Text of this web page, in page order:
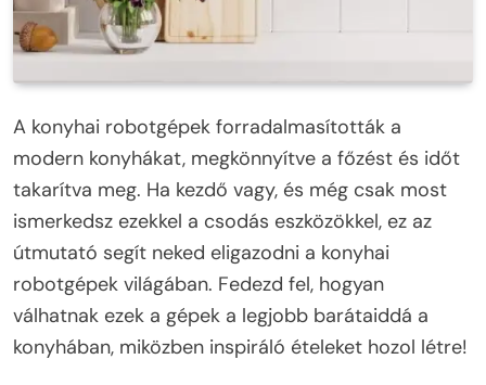
A konyhai robotgépek forradalmasították a
modern konyhákat, megkönnyítve a főzést és időt
takarítva meg. Ha kezdő vagy, és még csak most
ismerkedsz ezekkel a csodás eszközökkel, ez az
útmutató segít neked eligazodni a konyhai
robotgépek világában. Fedezd fel, hogyan
válhatnak ezek a gépek a legjobb barátaiddá a
konyhában, miközben inspiráló ételeket hozol létre!